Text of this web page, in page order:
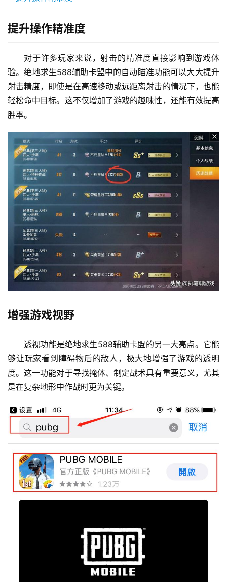
提升操作精准度
对于许多玩家来说，射击的精准度直接影响到游戏体
验。绝地求生588辅助卡盟中的自动瞄准功能可以大大提升
射击精度，即使是在高速移动或远距离射击的情况下，也能
轻松命中目标。这不仅增加了游戏的趣味性，还能有效提高
胜率。
增强游戏视野
透视功能是绝地求生588辅助卡盟的另一大亮点。它能
够让玩家看到障碍物后的敌人，极大地增强了游戏的透明
度。这一功能对于寻找掩体、制定战术具有重要意义，尤其
是在复杂地形中作战时更为关键。